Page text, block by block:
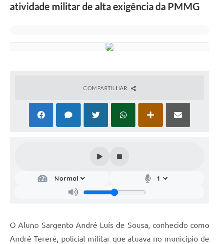
atividade militar de alta exigência da PMMG
COMPARTILHAR
O Aluno Sargento André Luís de Sousa, conhecido como
André Tererê, policial militar que atuava no município de